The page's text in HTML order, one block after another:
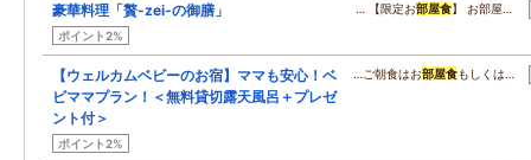
豪華料理「贅-zei-の御膳」
ポイント2%
… 【限定お部屋食】 お部屋…
【ウェルカムベビーのお宿】ママも安心！ベ
ビママプラン！＜無料貸切露天風呂＋プレゼ
ント付＞
ポイント2%
…ご朝食はお部屋食もしくは…